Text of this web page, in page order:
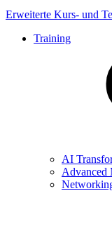
Erweiterte Kurs- und
Training
AI
Advanced